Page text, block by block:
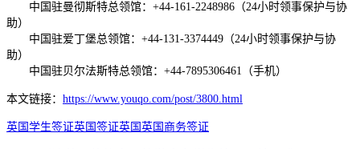
中国驻曼彻斯特总领馆：+44-161-2248986（24小时领事保护与协
助）
中国驻爱丁堡总领馆：+44-131-3374449（24小时领事保护与协
助）
中国驻贝尔法斯特总领馆：+44-7895306461（手机）
本文链接： https://www.youqo.com/post/3800.html
英国学生签证英国签证英国 英国商务签证